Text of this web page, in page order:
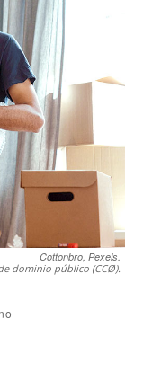
Cottonbro, Pexels.
dominio público (CCØ).